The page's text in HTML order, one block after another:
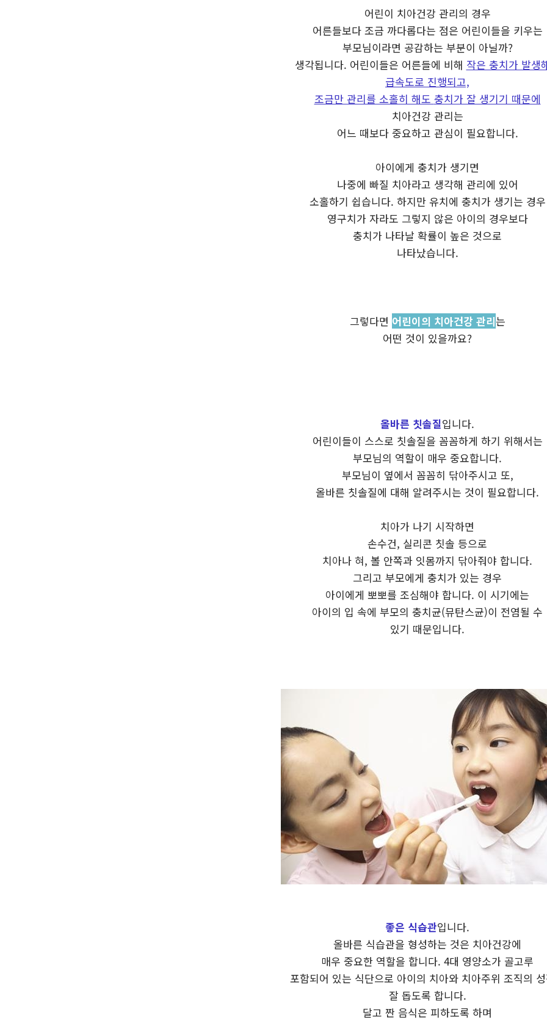
어린이 치아건강 관리의 경우
어른들보다 조금 까다롭다는 점은 어린이들을 키우는
부모님이라면 공감하는 부분이 아닐까?
생각됩니다. 어린이들은 어른들에 비해 작은 충치가 발생
급속도로 진행되고,
조금만 관리를 소홀히 해도 충치가 잘 생기기 때문에
치아건강 관리는
어느 때보다 중요하고 관심이 필요합니다.
아이에게 충치가 생기면
나중에 빠질 치아라고 생각해 관리에 있어
소홀하기 쉽습니다. 하지만 유치에 충치가 생기는 경우
영구치가 자라도 그렇지 않은 아이의 경우보다
충치가 나타날 확률이 높은 것으로
나타났습니다.
그렇다면 어린이의 치아건강 관리는
어떤 것이 있을까요?
올바른 칫솔질입니다.
어린이들이 스스로 칫솔질을 꼼꼼하게 하기 위해서는
부모님의 역할이 매우 중요합니다.
부모님이 옆에서 꼼꼼히 닦아주시고 또,
올바른 칫솔질에 대해 알려주시는 것이 필요합니다.
치아가 나기 시작하면
손수건, 실리콘 칫솔 등으로
치아나 혀, 볼 안쪽과 잇몸까지 닦아줘야 합니다.
그리고 부모에게 충치가 있는 경우
아이에게 뽀뽀를 조심해야 합니다. 이 시기에는
아이의 입 속에 부모의 충치균(뮤탄스균)이 전염될 수
있기 때문입니다.
좋은 식습관입니다.
올바른 식습관을 형성하는 것은 치아건강에
매우 중요한 역할을 합니다. 4대 영양소가 골고루
포함되어 있는 식단으로 아이의 치아와 치아주위 조직의
잘 돕도록 합니다.
달고 짠 음식은 피하도록 하며